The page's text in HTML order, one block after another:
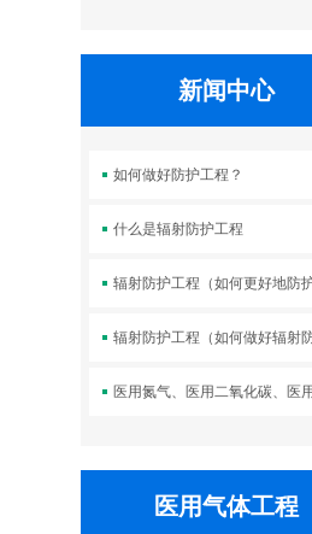
新闻中心
如何做好防护工程？
什么是辐射防护工程
医用气体工程